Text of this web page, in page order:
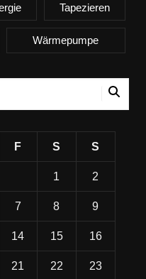
Tapezieren
Wärmepumpe
F S S
1 2
7 8 9
14 15 16
21 22 23